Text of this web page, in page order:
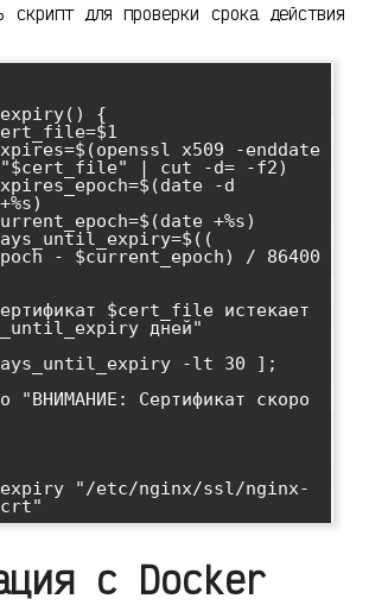
скрипт для проверки срока действия
{
| cut -d= -f2)
- $current_epoch) / 86400
дней"
"/etc/nginx/ssl/nginx-
с Docker